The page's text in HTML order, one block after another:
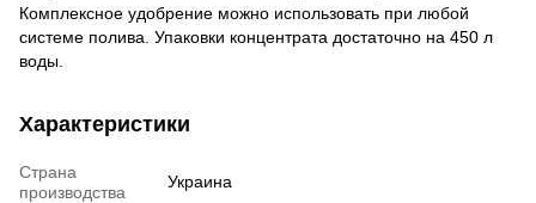
Комплексное удобрение можно использовать при любой
системе полива. Упаковки концентрата достаточно на 450 л
воды.
Характеристики
Страна
производства
Украина